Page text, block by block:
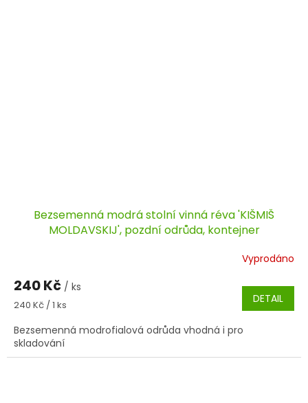
Bezsemenná modrá stolní vinná réva 'KIŠMIŠ
MOLDAVSKIJ', pozdní odrůda, kontejner
Vyprodáno
240 Kč / ks
Měrná
240 Kč / 1 ks DETAIL
Bezsemenná modrofialová odrůda vhodná i pro
skladování